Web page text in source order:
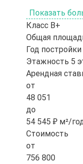
Показать
Класс B+
Общая
Год постройки
Этажность 5
Арендная
от
48 051
до
54 545 ₽ м²/
Стоимость
от
756 800